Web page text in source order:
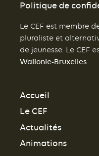
Politique de
Le CEF est membre
pluraliste et
de jeunesse. Le CEF
Wallonie-Bruxelles
Accueil
Le CEF
Actualités
Animations